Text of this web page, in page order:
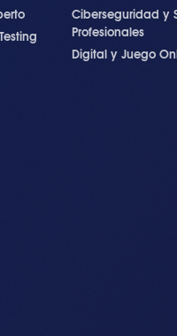
Ciberseguridad y
Profesionales
Digital y Juego